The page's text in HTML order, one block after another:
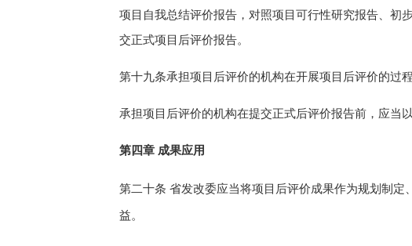
项目自我总结评价报告，对照项目可行性研究报告、初
交正式项目后评价报告。
第十九条承担项目后评价的机构在开展项目后评价的过
承担项目后评价的机构在提交正式后评价报告前，应当
第四章 成果应用
第二十条 省发改委应当将项目 后评价成果作为规划制定
益。